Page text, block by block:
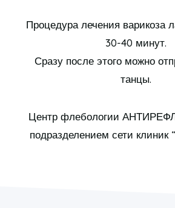
Процедура лечения варикоза
30-40 минут.
Сразу после этого можно
танцы.
Центр флебологии
подразделением сети клиник